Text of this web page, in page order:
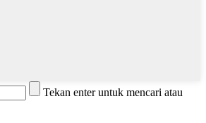
Tekan enter untuk mencari atau